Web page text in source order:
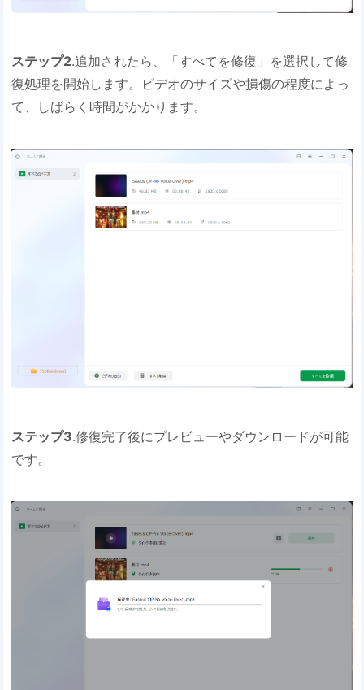
ステップ2.追加されたら、「すべてを修復」を選択して修
復処理を開始します。ビデオのサイズや損傷の程度によっ
て、しばらく時間がかかります。
ステップ3.修復完了後にプレビューやダウンロードが可能
です。